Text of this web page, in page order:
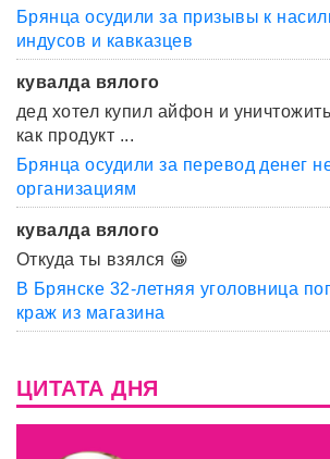
Брянца осудили за призывы к
индусов и кавказцев
кувалда вялого
дед хотел купил айфон и
как продукт ...
Брянца осудили за перевод денег
организациям
кувалда вялого
Откуда ты взялся 😀
В Брянске 32-летняя уголовница
краж из магазина
ЦИТАТА ДНЯ